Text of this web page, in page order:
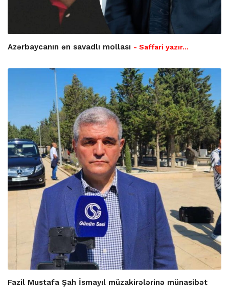
Azərbaycanın ən savadlı mollası - Saffari yazır…
Fazil Mustafa Şah İsmayıl müzakirələrinə münasibət